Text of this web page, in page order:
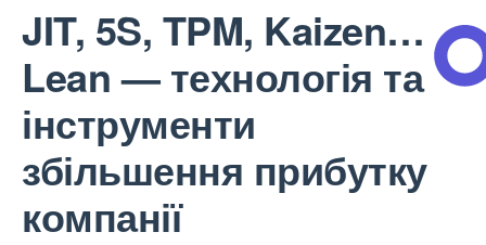
JIT, 5S, TPM, Kaizen…
Lean — технологія та
інструменти
збільшення прибутку
компанії